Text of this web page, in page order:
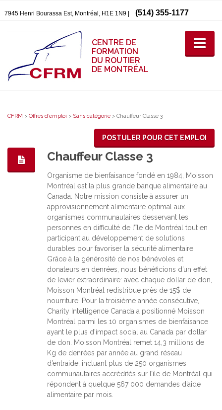
7945 Henri Bourassa Est, Montréal, H1E 1N9 | (514) 355-1177
CENTRE DE
FORMATION
DU ROUTIER
DE MONTRÉAL
CFRM > Offres d’emploi > Sans catégorie > Chauffeur Classe 3
POSTULER POUR CET EMPLOI
Chauffeur Classe 3
Organisme de bienfaisance fondé en 1984, Moisson
Montréal est la plus grande banque alimentaire au
Canada. Notre mission consiste à assurer un
approvisionnement alimentaire optimal aux
organismes communautaires desservant les
personnes en difficulté de l’île de Montréal tout en
participant au développement de solutions
durables pour favoriser la sécurité alimentaire.
Grâce à la générosité de nos bénévoles et
donateurs en denrées, nous bénéficions d’un effet
de levier extraordinaire: avec chaque dollar de don,
Moisson Montréal redistribue près de 15$ de
nourriture. Pour la troisième année consécutive,
Charity Intelligence Canada a positionné Moisson
Montréal parmi les 10 organismes de bienfaisance
ayant le plus d’impact social au Canada par dollar
de don. Moisson Montréal remet 14,3 millions de
Kg de denrées par année au grand réseau
d’entraide, incluant plus de 250 organismes
communautaires accrédités sur l’île de Montréal qui
répondent à quelque 567 000 demandes d’aide
alimentaire par mois.